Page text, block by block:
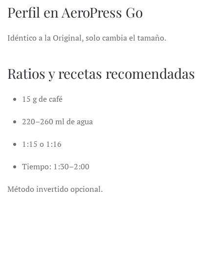
Perfil en AeroPress Go
Idéntico a la Original, solo cambia el tamaño.
Ratios y recetas recomendadas
15 g de café
220–260 ml de agua
1:15 o 1:16
Tiempo: 1:30–2:00
Método invertido opcional.